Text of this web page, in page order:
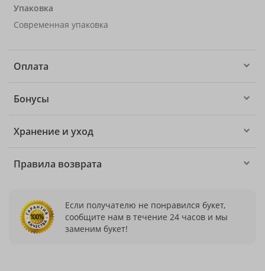
Упаковка
Современная упаковка
Оплата
Бонусы
Хранение и уход
Правила возврата
Если получателю не понравился букет,
сообщите нам в течение 24 часов и мы
заменим букет!